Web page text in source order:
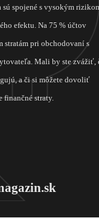
spojené s vysokým
efektu. Na 75 % účtov
stratám pri obchodovaní s
Mali by ste zvážiť,
a či si môžete dovoliť
straty.